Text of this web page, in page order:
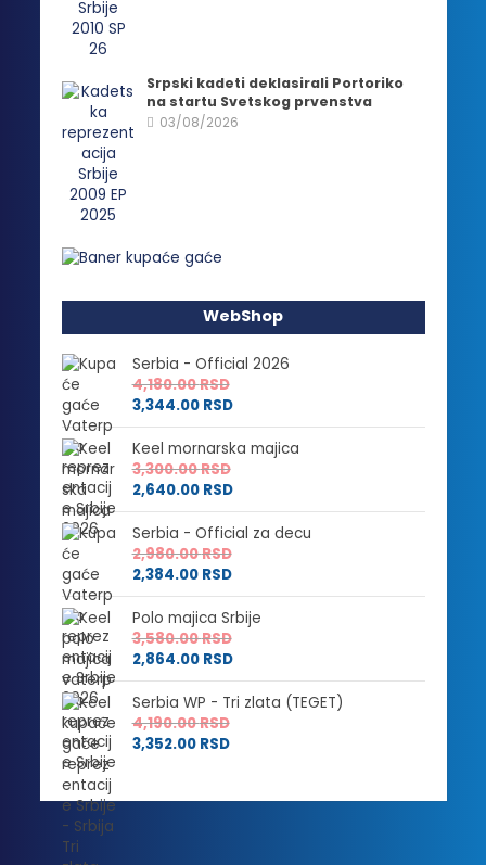
Srpski kadeti deklasirali Portoriko
na startu Svetskog prvenstva
03/08/2026
WebShop
Serbia - Official 2026
4,180.00RSD
3,344.00 RSD
Keel mornarska majica
3,300.00RSD
2,640.00 RSD
Serbia - Official za decu
2,980.00RSD
2,384.00 RSD
Polo majica Srbije
3,580.00RSD
2,864.00 RSD
Serbia WP - Tri zlata (TEGET)
4,190.00RSD
3,352.00 RSD